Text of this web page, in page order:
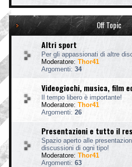
Off Topic
Altri sport
Per gli appassionati di altre
Moderatore: Thor41
Argomenti: 34
Videogiochi, musica, film
Il tempo libero è importante!
Moderatore: Thor41
Argomenti: 26
Presentazioni e tutto il
Spazio aperto alle
discussioni di ogni tipo!
Moderatore: Thor41
Argomenti: 63